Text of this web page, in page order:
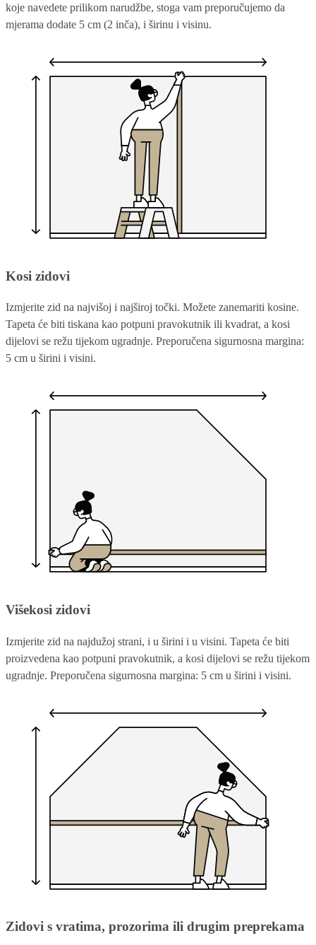
koje navedete prilikom narudžbe, stoga vam preporučujemo da
mjerama dodate 5 cm (2 inča), i širinu i visinu.
Kosi zidovi
Izmjerite zid na najvišoj i najširoj točki. Možete zanemariti kosine.
Tapeta će biti tiskana kao potpuni pravokutnik ili kvadrat, a kosi
dijelovi se režu tijekom ugradnje. Preporučena sigurnosna margina:
5 cm u širini i visini.
Višekosi zidovi
Izmjerite zid na najdužoj strani, i u širini i u visini. Tapeta će biti
proizvedena kao potpuni pravokutnik, a kosi dijelovi se režu tijekom
ugradnje. Preporučena sigurnosna margina: 5 cm u širini i visini.
Zidovi s vratima, prozorima ili drugim preprekama